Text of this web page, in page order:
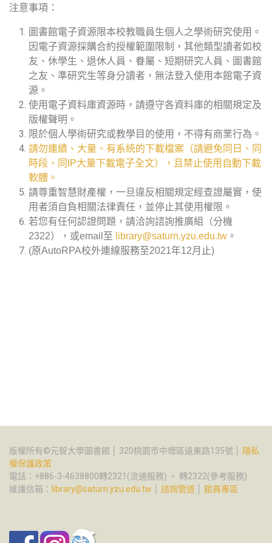
注意事項：
圖書館電子資源限本校教職員生個人之學術研究使用。
因電子資源採購合約授權範圍限制，其他類型讀者如校
友、休學生、退休人員、眷屬、短期研究人員、圖書館
之友、準研究生等身分讀者，無法登入使用本館電子資
源。
使用電子資料庫資源時，請遵守各資料庫的相關規定及
版權聲明。
限於個人學術研究或教學目的使用，不得有商業行為。
請勿連續、大量、有系統的下載檔案（請避免同日、同
時段、同IP大量下載電子全文），且禁止使用自動下載
軟體。
請尊重智慧財產權，一旦違反相關規定經查證屬實，使
用者須自負相關法律責任，並停止其使用權限。
若您有任何認證問題，請洽詢諮詢推廣組（分機
2322），或email至 library@saturn.yzu.edu.tw 。
(原AutoRPA校外連線服務至2021年12月止)
版權所有©元智大學圖書館 │ 320桃園市中壢區遠東路135號 │
隱私
權保護政策
電話：+886-3-4638800轉2321(流通服務) ‧ 轉2322(參考服務)
維護信箱： library@saturn.yzu.edu.tw 諮詢管道 館員專區